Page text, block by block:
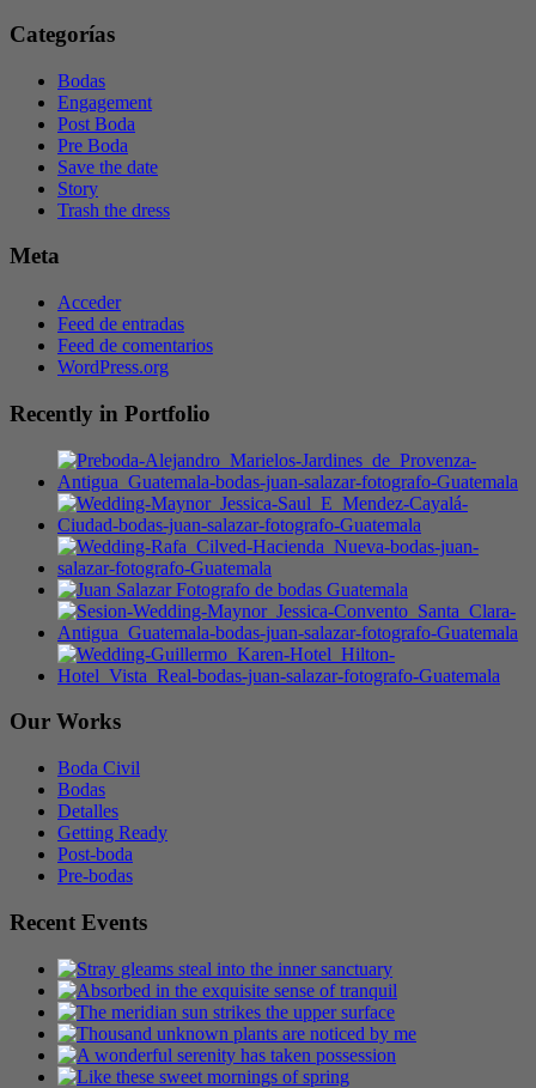
Categorías
Bodas
Engagement
Post Boda
Pre Boda
Save the date
Story
Trash the dress
Meta
Acceder
Feed de entradas
Feed de comentarios
WordPress.org
Recently in Portfolio
Our Works
Boda Civil
Bodas
Detalles
Getting Ready
Post-boda
Pre-bodas
Recent Events